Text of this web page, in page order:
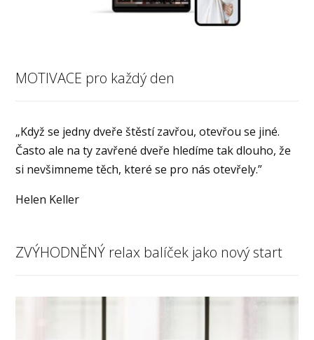
MOTIVACE pro každý den
„Když se jedny dveře štěstí zavřou, otevřou se jiné.
Často ale na ty zavřené dveře hledíme tak dlouho, že
si nevšimneme těch, které se pro nás otevřely.”
Helen Keller
ZVÝHODNĚNÝ relax balíček jako nový start